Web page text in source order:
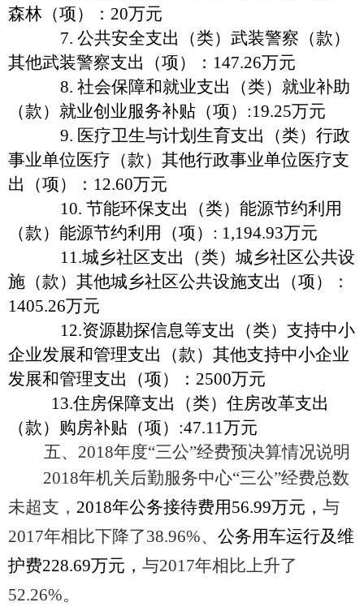
森林（项） ： 20万元
7. 公共安全支出（类）武装警察（款）
其他武装警察支出（项） ： 147.26万元
8. 社会保障和就业支出（类）就业补助
（款）就业创业服务补贴（项） :19.25万元
9. 医疗卫生与计划生育支出（类）行政
事业单位医疗（款）其他行政事业单位医疗支
出（项）：12.60万元
10. 节能环保支出（类）能源节约利用
（款） 能源节约利用（项） : 1,194.93万元
11.城乡社区支出（类）城乡社区公共设
施（款）其他城乡社区公共设施支出（项）：
1405.26万元
12.资源勘探信息等支出（类）支持中小
企业发展和管理支出（款）其他支持中小企业
发展和管理支出（项）：2500万元
13.住房保障支出（类）住房改革支出
（款）购房补贴（项） :47.11万元
五、 2018年度“三公”经费预决算情况说明
2018年机关后勤服务中心“三公”经费总数
未超支， 2018年公务接待费用56.99万元， 与
2017年相比下降了38.96%、 公务用车运行及维
护费228.69万元， 与2017年相比上升了
52.26%。